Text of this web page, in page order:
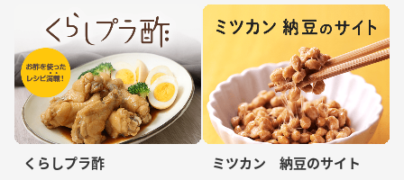
くらしプラ酢 ミツカン 納豆のサイト